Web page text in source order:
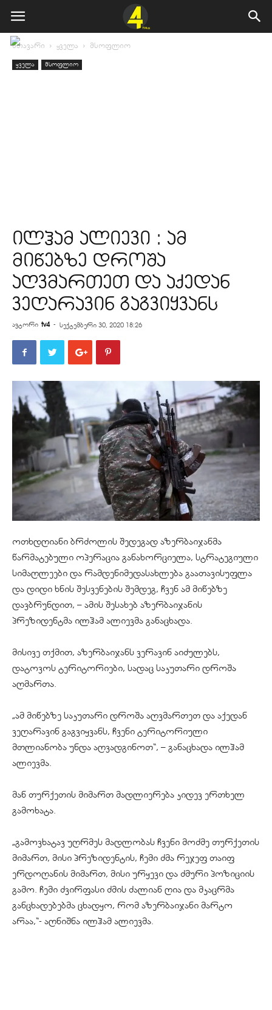
მთავარი ყველა მსოფლიო
ყველა მსოფლიო
ილჰამ ალიევი : ამ
მიწებზე დროშა
აღვმართეთ და აქედან
ვეღარავინ გაგვიყვანს
ავტორი tv4 - სექტემბერი 30, 2020 18:26
ოთხდღიანი ბრძოლის შედეგად აზერბაიჯანმა
წარმატებული ოპერაცია განახორციელა, სტრატეგიული
სიმაღლეები და რამდენიმედასახლება გაათავისუფლა
და დიდი ხნის შესვენების შემდეგ, ჩვენ ამ მიწებზე
დავბრუნდით, – ამის შესახებ აზერბაიჯანის
პრეზიდენტმა ილჰამ ალიევმა განაცხადა.
მისივე თქმით, აზერბაიჯანს ვერავინ აიძულებს,
დატოვოს ტერიტორიები, სადაც საკუთარი დროშა
აღმართა.
„ამ მიწებზე საკუთარი დროშა აღვმართეთ და აქედან
ვეღარავინ გაგვიყვანს, ჩვენი ტერიტორიული
მთლიანობა უნდა აღვადგინოთ“, – განაცხადა ილჰამ
ალიევმა.
მან თურქეთის მიმართ მადლიერება კიდევ ერთხელ
გამოხატა.
„გამოვხატავ უღრმეს მადლობას ჩვენი მოძმე თურქეთის
მიმართ, მისი პრეზიდენტის, ჩემი ძმა რეჯეფ თაიფ
ერდოღანის მიმართ, მისი ურყევი და ძმური პოზიციის
გამო. ჩემი ძვირფასი ძმის ძალიან ღია და მკაცრმა
განცხადებებმა ცხადყო, რომ აზერბაიჯანი მარტო
არაა,“- აღნიშნა ილჰამ ალიევმა.